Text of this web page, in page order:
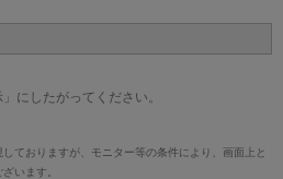
にしたがってください。
ておりますが、モニター等の条件により、画面上と
います。